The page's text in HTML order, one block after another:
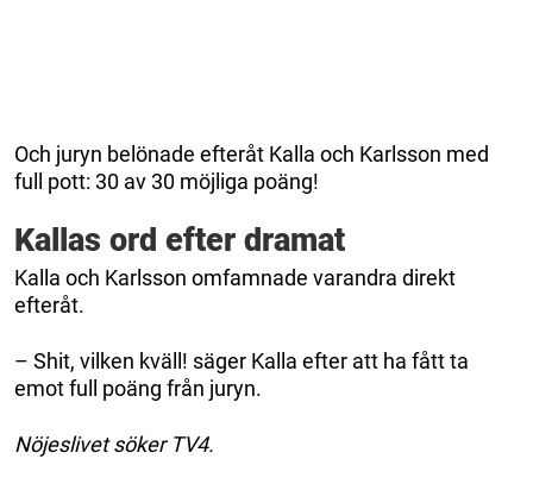
Och juryn belönade efteråt Kalla och Karlsson med
full pott: 30 av 30 möjliga poäng!
Kallas ord efter dramat
Kalla och Karlsson omfamnade varandra direkt
efteråt.
– Shit, vilken kväll! säger Kalla efter att ha fått ta
emot full poäng från juryn.
Nöjeslivet söker TV4.